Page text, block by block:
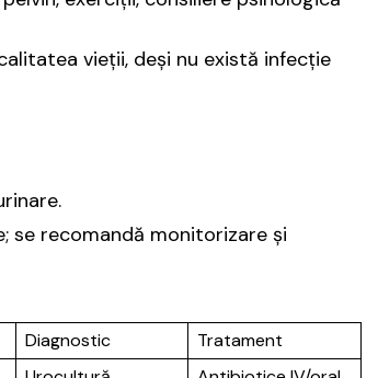
vieții, deși nu există infecție
se recomandă monitorizare și
Diagnostic
Tratament